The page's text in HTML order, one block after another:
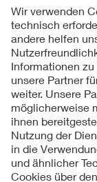
Folgen Sie uns
Kontakt
Impressum